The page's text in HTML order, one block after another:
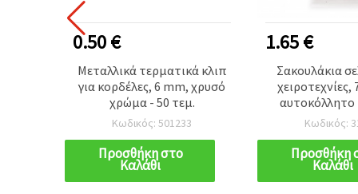
0.50 €
Μεταλλικά τερματικά κλιπ
για κορδέλες, 6 mm, χρυσό
χρώμα - 50 τεμ.
Κωδικός: 501233
Προσθήκη στο
Καλάθι
1.65 €
Σακουλάκια
χειροτεχνίες,
αυτοκόλλητο
σχέδιο
πασχαλίτσα -
100
Κωδικός:
Προσθήκη
Καλάθι